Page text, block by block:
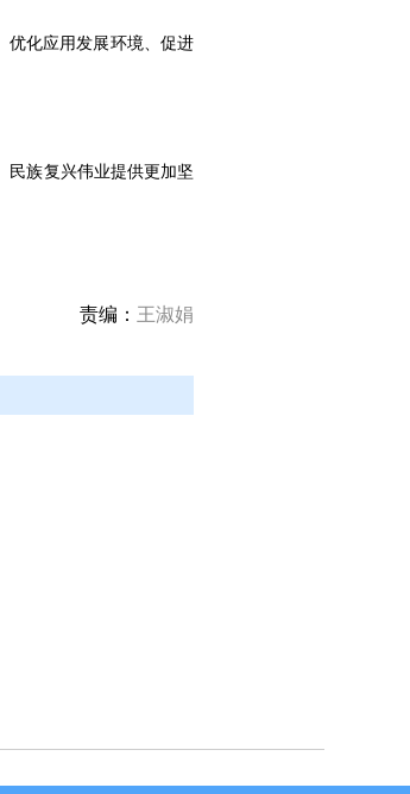
优化应用发展环境、促进
民族复兴伟业提供更加坚
责编： 王淑娟